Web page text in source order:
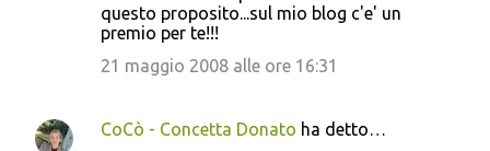
questo proposito...sul mio blog c'e' un
premio per te!!!
21 maggio 2008 alle ore 16:31
CoCò - Concetta Donato ha detto…